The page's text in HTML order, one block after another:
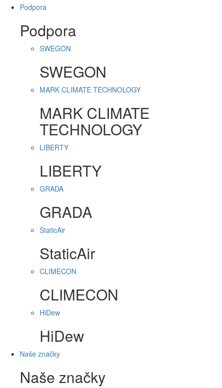
Podpora
Podpora
SWEGON
SWEGON
MARK CLIMATE TECHNOLOGY
MARK CLIMATE
TECHNOLOGY
LIBERTY
LIBERTY
GRADA
GRADA
StaticAir
StaticAir
CLIMECON
CLIMECON
HiDew
HiDew
Naše značky
Naše značky